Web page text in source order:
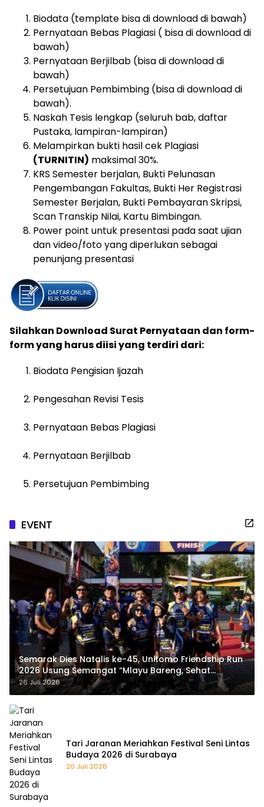
Biodata (template bisa di download di bawah)
Pernyataan Bebas Plagiasi ( bisa di download di
bawah)
Pernyataan Berjilbab (bisa di download di
bawah)
Persetujuan Pembimbing (bisa di download di
bawah).
Naskah Tesis lengkap (seluruh bab, daftar
Pustaka, lampiran-lampiran)
Melampirkan bukti hasil cek Plagiasi
(TURNITIN) maksimal 30%.
KRS Semester berjalan, Bukti Pelunasan
Pengembangan Fakultas, Bukti Her Registrasi
Semester Berjalan, Bukti Pembayaran Skripsi,
Scan Transkip Nilai, Kartu Bimbingan.
Power point untuk presentasi pada saat ujian
dan video/foto yang diperlukan sebagai
penunjang presentasi
Silahkan Download Surat Pernyataan dan form-
form yang harus diisi yang terdiri dari:
Biodata Pengisian Ijazah
Pengesahan Revisi Tesis
Pernyataan Bebas Plagiasi
Pernyataan Berjilbab
Persetujuan Pembimbing
EVENT
Semarak Dies Natalis ke-45, Unitomo Friendship Run
2026 Usung Semangat “Mlayu Bareng, Sehat
Bareng”
26 Juli 2026
Tari Jaranan Meriahkan Festival Seni Lintas
Budaya 2026 di Surabaya
20 Juli 2026